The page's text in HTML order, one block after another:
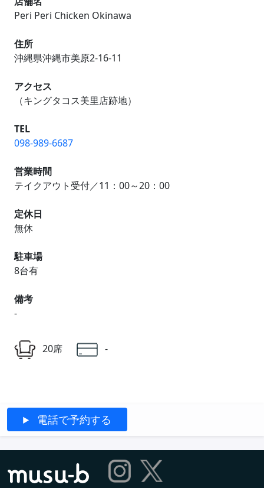
Peri Peri Chicken Okinawa
住所
沖縄県沖縄市美原2-16-11
アクセス
（キングタコス美里店跡地）
TEL
098-989-6687
営業時間
テイクアウト受付／11：00～20：00
定休日
無休
駐車場
8台有
備考
-
20席 -
電話で予約する